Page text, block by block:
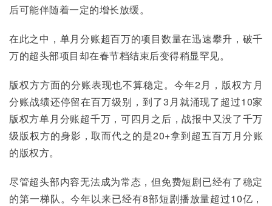
后可能伴随着一定的增长放缓。
在此之中，单月分账超百万的项目数量在迅速攀升，破千
万的超头部项目却在春节档结束后变得稍显罕见。
版权方方面的分账表现也不算稳定。今年2月，版权方月
分账战绩还停留在百万级别，到了3月就涌现了超过10家
版权方单月分账超千万，可四月之后，战报中又没了千万
级版权方的身影，取而代之的是20+拿到超五百万月分账
的版权方。
尽管超头部内容无法成为常态，但免费短剧已经有了稳定
的第一梯队。今年以来已经有8部短剧播放量超过10亿，